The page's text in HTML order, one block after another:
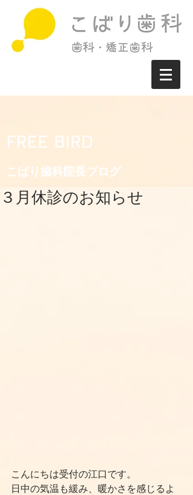
FREE BIRD
こばり歯科院長ブログ​
３月休診のお知らせ
こんにちは受付の江口です。
日中の気温も緩み、暖かさを感じるよ